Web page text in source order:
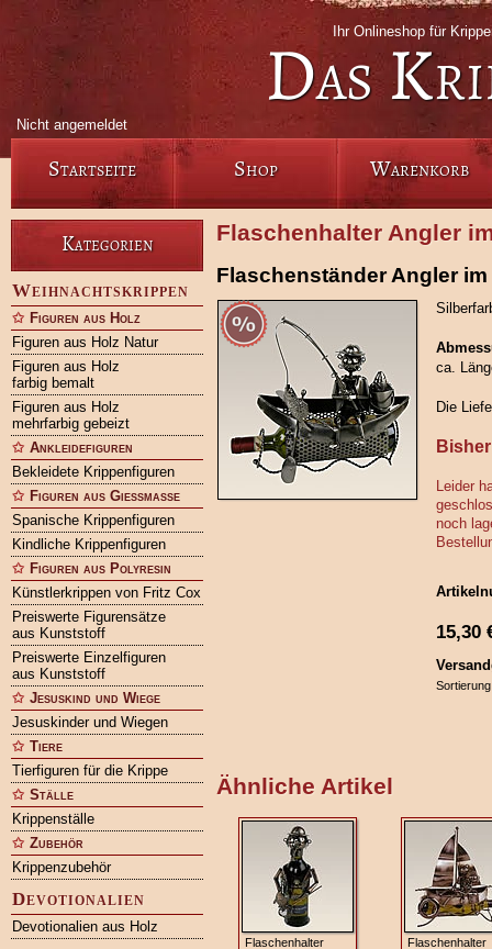
Ihr Onlineshop für
Das
Nicht angemeldet
Startseite Shop Warenkorb
Kategorien
Weihnachtskrippen
Figuren aus Holz
Figuren aus Holz Natur
Figuren aus Holz
farbig bemalt
Figuren aus Holz
mehrfarbig gebeizt
Ankleidefiguren
Bekleidete Krippenfiguren
Figuren aus Gießmasse
Spanische Krippenfiguren
Kindliche Krippenfiguren
Figuren aus Polyresin
Künstlerkrippen von Fritz Cox
Preiswerte Figurensätze
aus Kunststoff
Preiswerte Einzelfiguren
aus Kunststoff
Jesuskind und Wiege
Jesuskinder und Wiegen
Tiere
Tierfiguren für die Krippe
Ställe
Krippenställe
Zubehör
Krippenzubehör
Devotionalien
Devotionalien aus Holz
Flaschenhalter Angler
Flaschenständer Angler
ca.
Die
Leider
noch
15,30
Ähnliche Artikel
Flaschenhalter
Flaschenhalter